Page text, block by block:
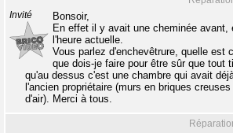
Invité
Bonsoir,
En effet il y avait une cheminée avant,
l'heure actuelle.
Vous parlez d'enchevêtrure, quelle est
que dois-je faire pour être sûr que tout
qu'au dessus c'est une chambre qui avait
l'ancien propriétaire (murs en briques
d'air). Merci à tous.